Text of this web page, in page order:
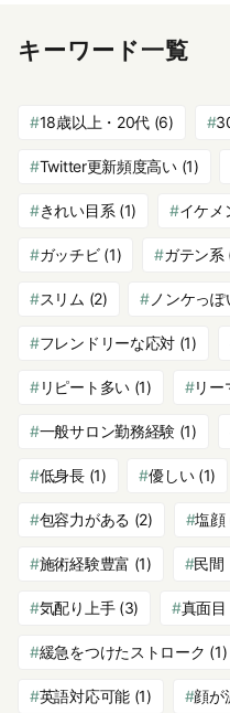
キーワード一覧
18歳以上・20代 (6)
Twitter更新頻度高い(1)
きれい目系 (1) イケメ
ガッチビ(1) ガテン系
スリム (2) ノンケっ
フレンドリーな応対 (1)
リピート多い(1) リー
一般サロン勤務経験 (1)
低身長(1) 優しい(1)
包容力がある (2) 塩顔
施術経験豊富 (1) 民間
気配り上手(3) 真面目
緩急をつけたストローク (1)
英語対応可能(1) 顔が